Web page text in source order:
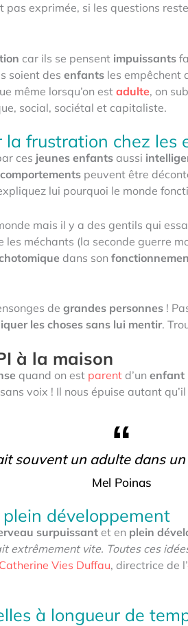
pas exprimée, si les questions
car ils se pensent impuissants
soient des enfants les empêchent
même lorsqu’on est adulte, on
social, sociétal et capitaliste.
frustration chez les
ces jeunes enfants aussi
comportements peuvent être
lui pourquoi le monde
mais il y a des gentils qui
méchants (la seconde guerre
dans son
de grandes personnes !
les choses sans lui mentir.
à la maison
quand on est parent d’un enfant
voix ! Il nous épuise autant
souvent un adulte dans
Mel Poinas
développement
surpuissantet en plein
extrêmement vite. Toutes ces
Catherine Vies Duffau, directrice de l’
à longueur de